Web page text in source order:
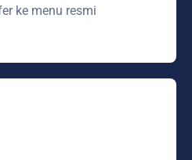
ke menu resmi